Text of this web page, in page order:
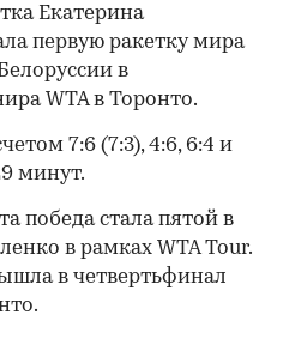
Екатерина
первую ракетку мира
в
WTA в Торонто.
7:6 (7:3), 4:6, 6:4 и
минут.
победа стала пятой в
в рамках WTA Tour.
в четвертьфинал